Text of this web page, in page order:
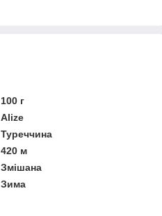
100 г
Alize
Туреччина
420 м
Змішана
Зима